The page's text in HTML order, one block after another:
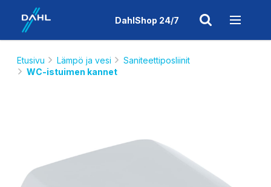
DahlShop 24/7
Etusivu Lämpö ja vesi
Saniteettiposliinit
WC-istuimen kannet